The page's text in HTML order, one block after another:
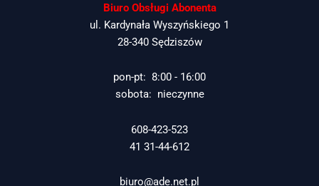
Biuro Obsługi Abonenta
ul. Kardynała Wyszyńskiego 1
28-340 Sędziszów
pon-pt: 8:00 - 16:00
sobota: nieczynne
608-423-523
41 31-44-612
biuro@ade.net.pl